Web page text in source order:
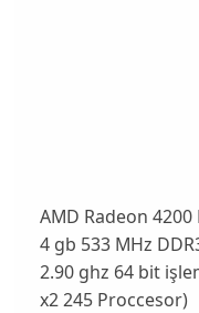
AMD Radeon
4 gb 533 MHz
2.90 ghz 64 bit
x2 245 Proccesor)